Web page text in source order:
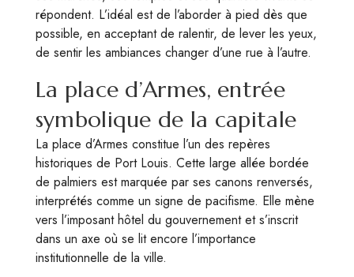
répondent. L’idéal est de l’aborder à pied dès que
possible, en acceptant de ralentir, de lever les yeux,
de sentir les ambiances changer d’une rue à l’autre.
La place d’Armes, entrée
symbolique de la capitale
La place d’Armes constitue l’un des repères
historiques de Port Louis. Cette large allée bordée
de palmiers est marquée par ses canons renversés,
interprétés comme un signe de pacifisme. Elle mène
vers l’imposant hôtel du gouvernement et s’inscrit
dans un axe où se lit encore l’importance
institutionnelle de la ville.